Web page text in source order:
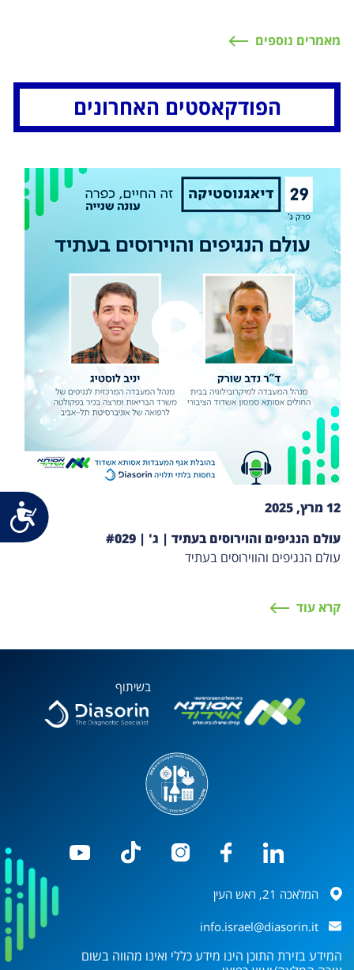
מאמרים נוספים
הפודקאסטים האחרונים
12 מרץ, 2025
עולם הנגיפים והוירוסים בעתיד | ג' | #029
עולם הנגיפים והווירוסים בעתיד
קרא עוד
המלאכה 21, ראש העין
info.israel@diasorin.it
בשיתוף
המידע בזירת התוכן הינו מידע כללי ואינו מהווה בשום